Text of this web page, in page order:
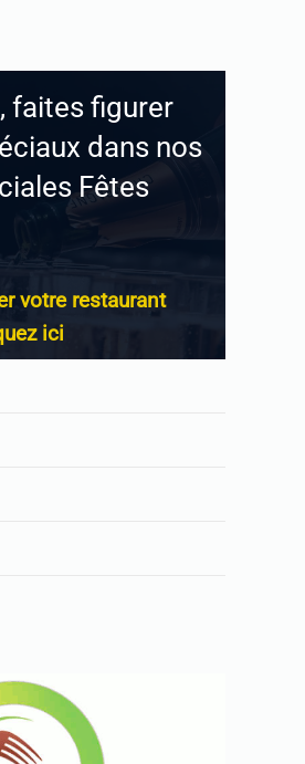
faites figurer
dans nos
Fêtes
votre restaurant
ici